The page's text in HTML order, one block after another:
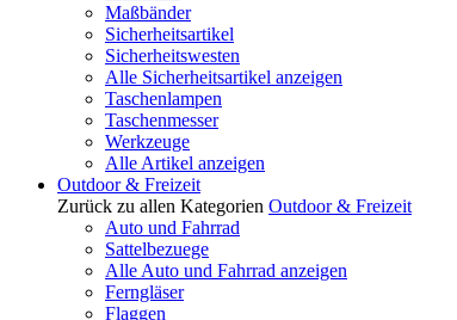
Maßbänder
Sicherheitsartikel
Sicherheitswesten
Alle Sicherheitsartikel anzeigen
Taschenlampen
Taschenmesser
Werkzeuge
Alle Artikel anzeigen
Outdoor & Freizeit
Zurück zu allen Kategorien Outdoor & Freizeit
Auto und Fahrrad
Sattelbezuege
Alle Auto und Fahrrad anzeigen
Ferngläser
Flaggen